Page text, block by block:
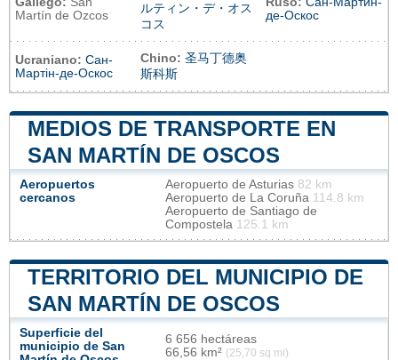
Martín de Ozcos
ルティン・デ・オス
コス
де-Оскос
Ucraniano: Сан-
Мартін-де-Оскос
Chino: 圣马丁德奥
斯科斯
MEDIOS DE TRANSPORTE EN
SAN MARTÍN DE OSCOS
Aeropuertos
cercanos
Aeropuerto de Asturias 82 km
Aeropuerto de La Coruña 114.8 km
Aeropuerto de Santiago de
Compostela 125.1 km
TERRITORIO DEL MUNICIPIO DE
SAN MARTÍN DE OSCOS
Superficie del
municipio de San
6 656 hectáreas
66,56 km² (25,70 sq mi)